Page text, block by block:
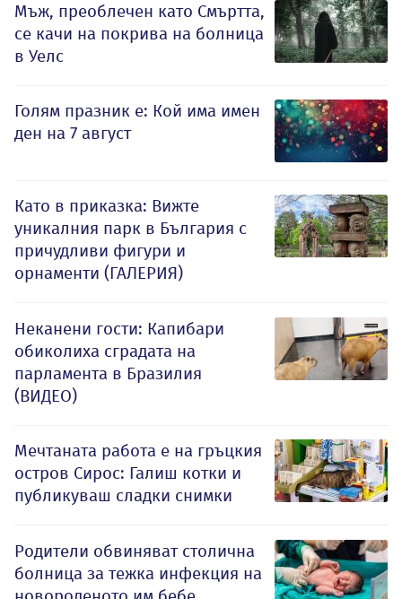
Мъж, преоблечен като Смъртта,
се качи на покрива на болница
в Уелс
Голям празник е: Кой има имен
ден на 7 август
Като в приказка: Вижте
уникалния парк в България с
причудливи фигури и
орнаменти (ГАЛЕРИЯ)
Неканени гости: Капибари
обиколиха сградата на
парламента в Бразилия
(ВИДЕО)
Мечтаната работа е на гръцкия
остров Сирос: Галиш котки и
публикуваш сладки снимки
Родители обвиняват столична
болница за тежка инфекция на